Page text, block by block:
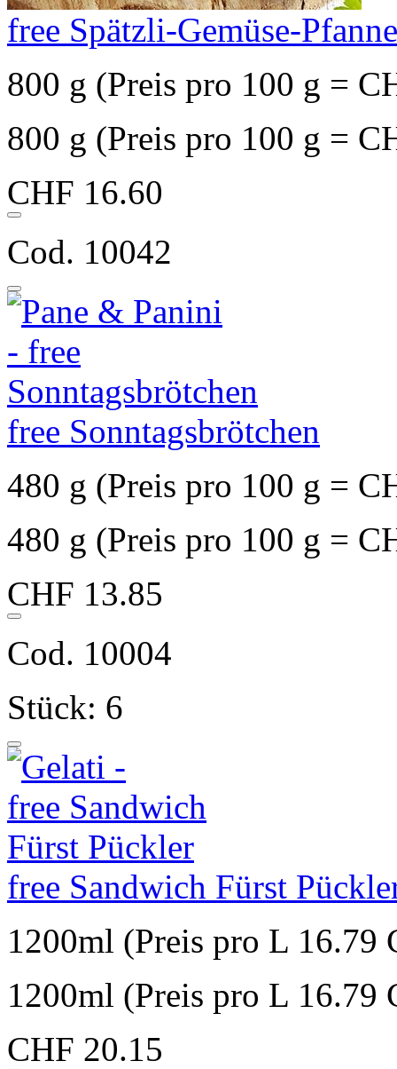
free Spätzli-Gemüse-Pfanne
800 g (Preis pro 100 g =
800 g (Preis pro 100 g =
CHF 16.60
Cod. 10042
free Sonntagsbrötchen
480 g (Preis pro 100 g =
480 g (Preis pro 100 g =
CHF 13.85
Cod. 10004
Stück: 6
free Sandwich Fürst
1200ml (Preis pro L 16.79
1200ml (Preis pro L 16.79
CHF 20.15